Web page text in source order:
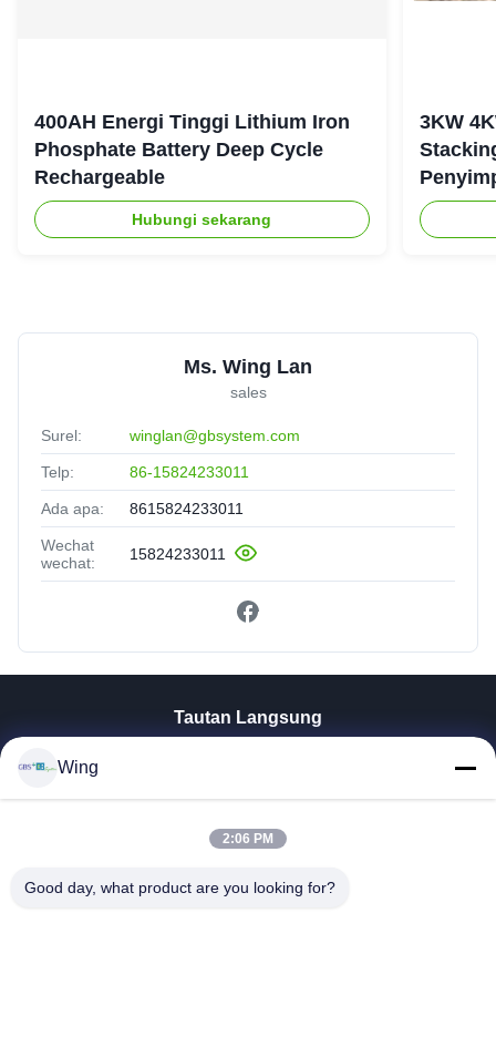
400AH Energi Tinggi Lithium Iron
Phosphate Battery Deep Cycle
Rechargeable
Hubungi sekarang
3KW
Tangga
Ms. Wing Lan
sales
Surel: winglan@gbsystem.com
Telp: 86-15824233011
Ada apa: 8615824233011
Wechat
wechat:
15824233011
Tautan Langsung
Pertunjukan VR
Tur Pabrik
Wing
2:06 PM
Good day, what product are you looking for?